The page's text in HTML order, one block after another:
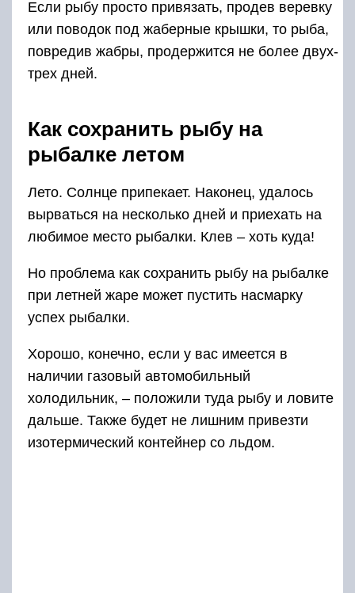
Если рыбу просто привязать, продев веревку
или поводок под жаберные крышки, то рыба,
повредив жабры, продержится не более двух-
трех дней.
Как сохранить рыбу на
рыбалке летом
Лето. Солнце припекает. Наконец, удалось
вырваться на несколько дней и приехать на
любимое место рыбалки. Клев – хоть куда!
Но проблема как сохранить рыбу на рыбалке
при летней жаре может пустить насмарку
успех рыбалки.
Хорошо, конечно, если у вас имеется в
наличии газовый автомобильный
холодильник, – положили туда рыбу и ловите
дальше. Также будет не лишним привезти
изотермический контейнер со льдом.